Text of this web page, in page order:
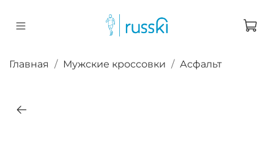
Главная Мужские кроссовки Асфальт